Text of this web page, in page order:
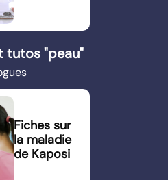
tutos "peau"
Fiches sur
la maladie
de Kaposi